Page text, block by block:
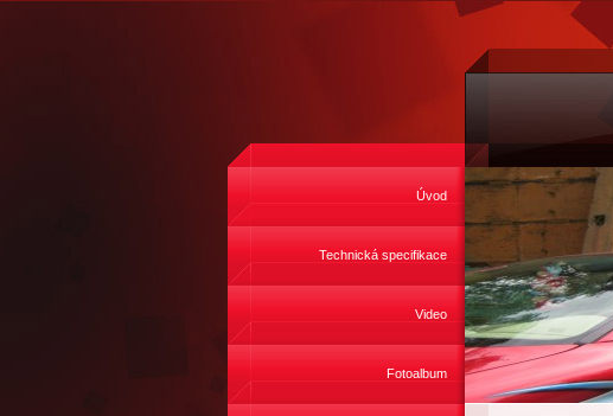
Úvod
Technická specifikace
Video
Fotoalbum